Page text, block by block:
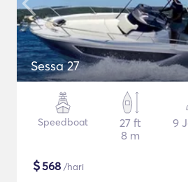
Sessa 27
Speedboat
27 ft
8 m
9
$568 /hari